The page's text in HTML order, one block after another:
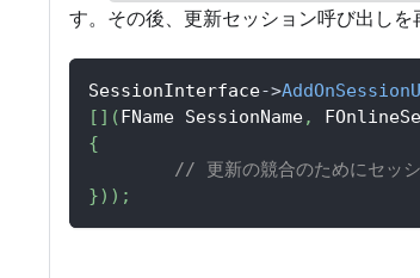
す。その後、更新セッション呼び出しを
SessionInterface->
[ ] (FName SessionName,
{
// 更新の競合のためにセッ
}) ) ;